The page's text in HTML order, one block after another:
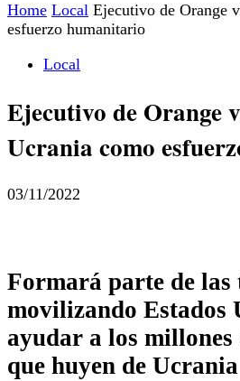
Home Local Ejecutivo de Orange
esfuerzo humanitario
Local
Ejecutivo de Orange
Ucrania como
03/11/2022
Formará parte de las
movilizando Estados
ayudar a los millones
que huyen de Ucrania